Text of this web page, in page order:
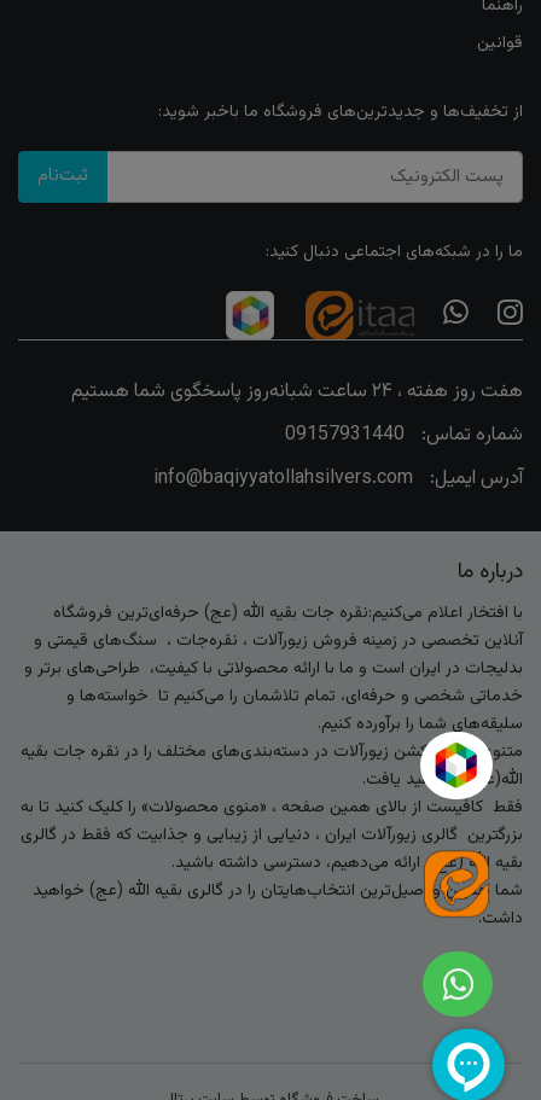
راهنما
قوانین
از تخفیف‌ها و جدیدترین‌های فروشگاه ما باخبر شوید:
ثبت‌نام
ما را در شبکه‌های اجتماعی دنبال کنید:
هفت روز هفته ، ۲۴ ساعت شبانه‌روز پاسخگوی شما هستیم
شماره تماس:
09157931440
آدرس ایمیل:
info@baqiyyatollahsilvers.com
درباره ما
با افتخار اعلام می‌کنیم:نقره جات بقیه الله (عج) حرفه‌ای‌ترین فروشگاه
آنلاین تخصصی در زمینه فروش زیورآلات ، نقره‌جات ، سنگ‌های قیمتی و
بدلیجات در ایران است و ما با ارائه محصولاتی با کیفیت، طراحی‌های برتر و
خدماتی شخصی و حرفه‌ای، تمام تلاشمان را می‌کنیم تا خواسته‌ها و
سلیقه‌های شما را برآورده کنیم.
متنوع‌ترین کالکشن زیورآلات در دسته‌بندی‌های مختلف را در نقره جات بقیه
الله(عج) خواهید یافت.
فقط کافیست از بالای همین صفحه ، «منوی محصولات» را کلیک کنید تا به
بزرگترین گالری زیورآلات ایران ، دنیایی از زیبایی و جذابیت که فقط در گالری
بقیه الله (عج) ارائه می‌دهیم، دسترسی داشته باشید.
شما بهترین و اصیل‌ترین انتخاب‌هایتان را در گالری بقیه الله (عج) خواهید
داشت.